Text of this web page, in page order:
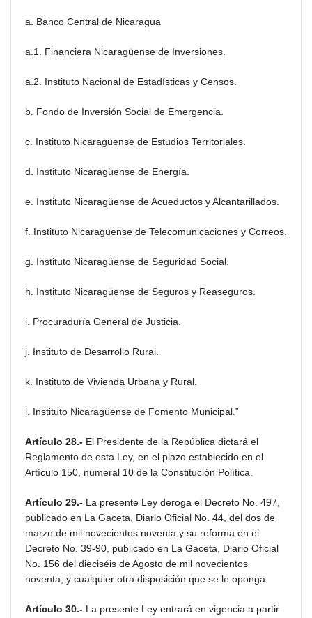
a. Banco Central de Nicaragua
a.1. Financiera Nicaragüense de Inversiones.
a.2. Instituto Nacional de Estadísticas y Censos.
b. Fondo de Inversión Social de Emergencia.
c. Instituto Nicaragüense de Estudios Territoriales.
d. Instituto Nicaragüense de Energía.
e. Instituto Nicaragüense de Acueductos y Alcantarillados.
f. Instituto Nicaragüense de Telecomunicaciones y Correos.
g. Instituto Nicaragüense de Seguridad Social.
h. Instituto Nicaragüense de Seguros y Reaseguros.
i. Procuraduría General de Justicia.
j. Instituto de Desarrollo Rural.
k. Instituto de Vivienda Urbana y Rural.
l. Instituto Nicaragüense de Fomento Municipal.”
Artículo 28.- El Presidente de la República dictará el
Reglamento de esta Ley, en el plazo establecido en el
Artículo 150, numeral 10 de la Constitución Política.
Artículo 29.- La presente Ley deroga el Decreto No. 497,
publicado en La Gaceta, Diario Oficial No. 44, del dos de
marzo de mil novecientos noventa y su reforma en el
Decreto No. 39-90, publicado en La Gaceta, Diario Oficial
No. 156 del dieciséis de Agosto de mil novecientos
noventa, y cualquier otra disposición que se le oponga.
Artículo 30.- La presente Ley entrará en vigencia a partir